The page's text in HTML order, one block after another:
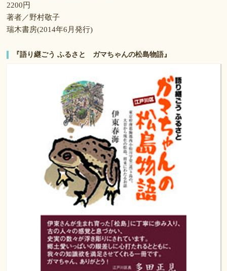
2200円
著者／野村敬子
瑞木書房(2014年6月発行)
『語り継ごう ふるさと ガマちゃんの松島物語』